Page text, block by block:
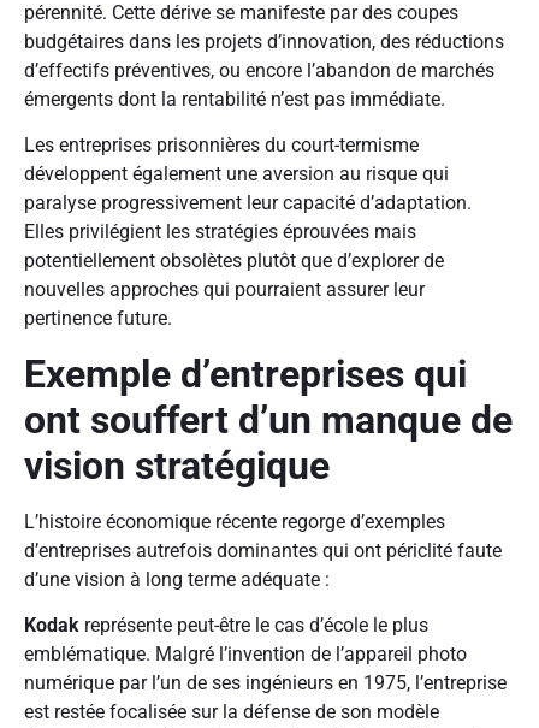
pérennité. Cette dérive se manifeste par des coupes
budgétaires dans les projets d’innovation, des réductions
d’effectifs préventives, ou encore l’abandon de marchés
émergents dont la rentabilité n’est pas immédiate.
Les entreprises prisonnières du court-termisme
développent également une aversion au risque qui
paralyse progressivement leur capacité d’adaptation.
Elles privilégient les stratégies éprouvées mais
potentiellement obsolètes plutôt que d’explorer de
nouvelles approches qui pourraient assurer leur
pertinence future.
Exemple d’entreprises qui
ont souffert d’un manque de
vision stratégique
L’histoire économique récente regorge d’exemples
d’entreprises autrefois dominantes qui ont périclité faute
d’une vision à long terme adéquate :
Kodak représente peut-être le cas d’école le plus
emblématique. Malgré l’invention de l’appareil photo
numérique par l’un de ses ingénieurs en 1975, l’entreprise
est restée focalisée sur la défense de son modèle